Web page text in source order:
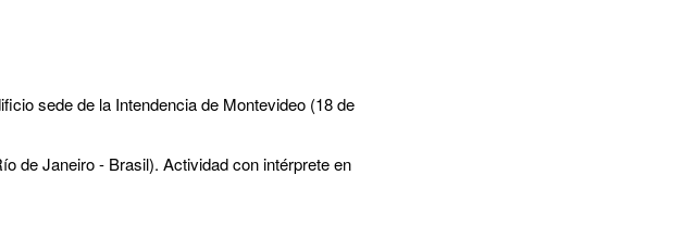
sede de la Intendencia de Montevideo (18 de
de Janeiro - Brasil). Actividad con intérprete en